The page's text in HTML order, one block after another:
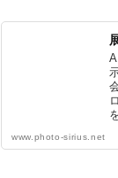
www.photo-sirius.net